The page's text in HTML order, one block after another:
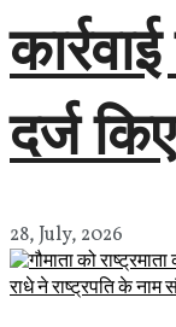
दर्ज किए
28, July, 2026